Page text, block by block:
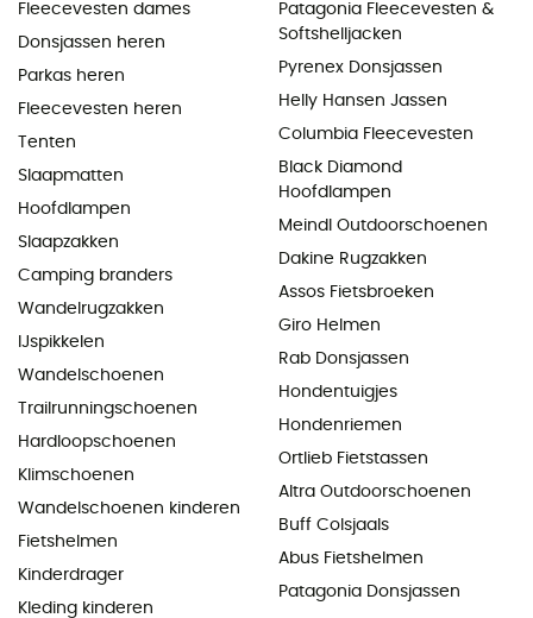
Fleecevesten dames
Donsjassen heren
Parkas heren
Fleecevesten heren
Tenten
Slaapmatten
Hoofdlampen
Slaapzakken
Camping branders
Wandelrugzakken
IJspikkelen
Wandelschoenen
Trailrunningschoenen
Hardloopschoenen
Klimschoenen
Wandelschoenen kinderen
Fietshelmen
Kinderdrager
Kleding kinderen
Patagonia Fleecevesten &
Softshelljacken
Pyrenex Donsjassen
Helly Hansen Jassen
Columbia Fleecevesten
Black Diamond
Hoofdlampen
Meindl Outdoorschoenen
Dakine Rugzakken
Assos Fietsbroeken
Giro Helmen
Rab Donsjassen
Hondentuigjes
Hondenriemen
Ortlieb Fietstassen
Altra Outdoorschoenen
Buff Colsjaals
Abus Fietshelmen
Patagonia Donsjassen